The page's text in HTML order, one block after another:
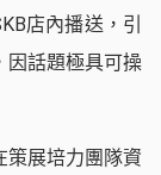
店內播送，引
因話題極具可操
策展培力團隊資